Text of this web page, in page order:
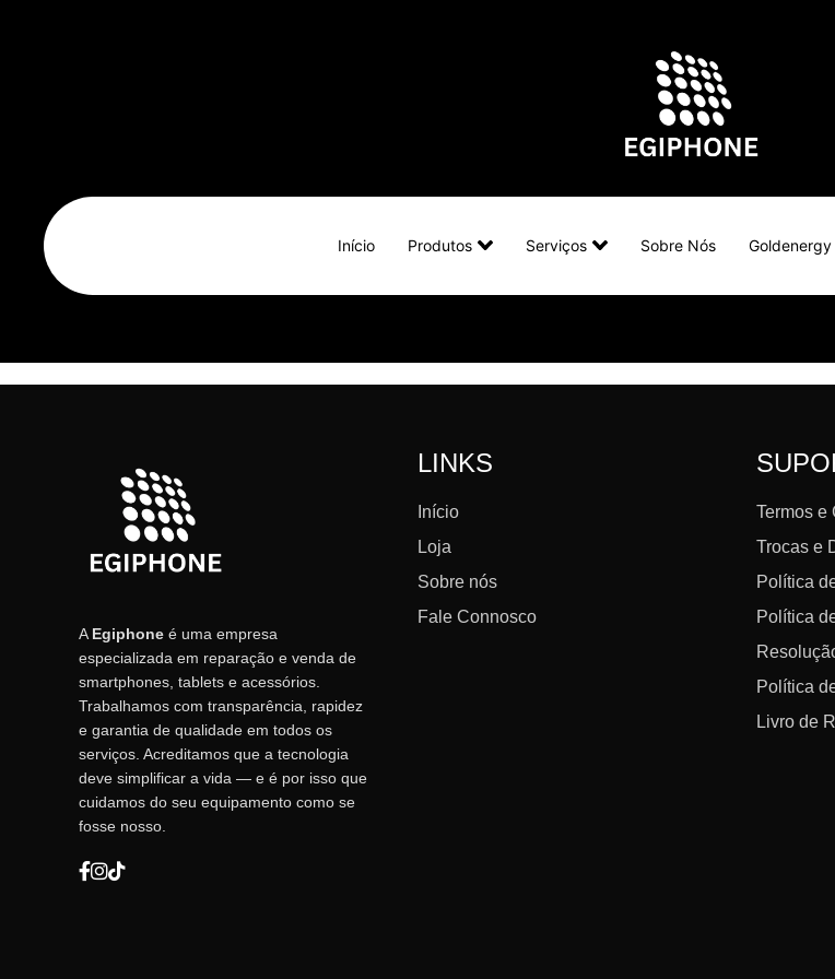
Início Produtos Serviços Sobre Nós Goldenergy
A Egiphone é uma empresa
especializada em reparação e venda de
smartphones, tablets e acessórios.
Trabalhamos com transparência, rapidez
e garantia de qualidade em todos os
serviços. Acreditamos que a tecnologia
deve simplificar a vida — e é por isso que
cuidamos do seu equipamento como se
fosse nosso.
LINKS
Início
Loja
Sobre nós
Fale Connosco
Termos e
Trocas e
Política
Política
Política
Livro de